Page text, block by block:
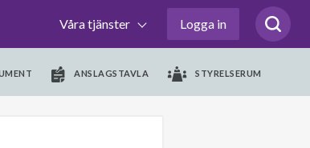
Våra tjänster Logga in
ANSLAGSTAVLA STYRELSERUM